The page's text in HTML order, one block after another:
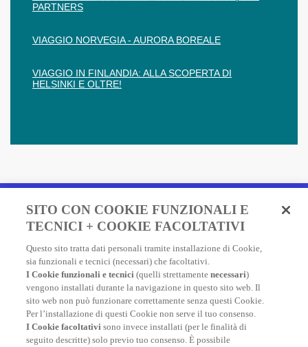
PARTNERS
VIAGGIO NORVEGIA - AURORA BOREALE
VIAGGIO IN FINLANDIA: ALLA SCOPERTA DI
HELSINKI E OLTRE!
Fai un preventivo e acquista
in due minuti!
Assicurazione Viaggio AXA: scegli e acquista online la
migliore polizza, economica e completa, per viaggiare
nel mondo.
FAI UN PREVENTIVO
SITO CON COOKIE FUNZIONALI E
TECNICI + COOKIE FACOLTATIVI
Questo sito tratta dati personali tramite installazione di Cookie,
sia funzionali e tecnici (necessari) che facoltativi.
I Cookie funzionali e tecnici (quelli strettamentenecessari)
vengono installati durante la navigazione in questo sito web. Il
sito web non può funzionare correttamente senza questi Cookie.
Per l’installazione di questi Cookie non serve il tuo consenso.
I Cookie facoltativi sono invece installati (per le finalità di
seguito descritte) solo previo tuo consenso. È possibile